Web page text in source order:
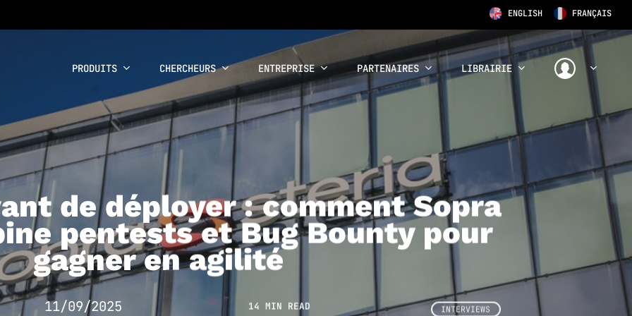
ENGLISH FRANÇAIS
PRODUITS CHERCHEURS ENTREPRISE PARTENAIRES LIBRAIRIE
de déployer : comment Sopra
pentests et Bug Bounty pour
gagner en agilité
11/09/2025 14 MIN READ INTERVIEWS